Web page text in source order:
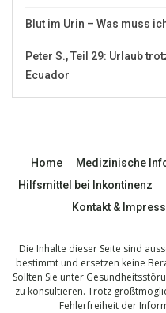
Blut im Urin – Was muss
Peter S., Teil 29: Urlaub
Ecuador
Home Medizinische
Hilfsmittel bei Inkontinenz
Kontakt &
Die Inhalte dieser Seite sind
bestimmt und ersetzen keine
Sollten Sie unter
zu konsultieren. Trotz
Fehlerfreiheit der